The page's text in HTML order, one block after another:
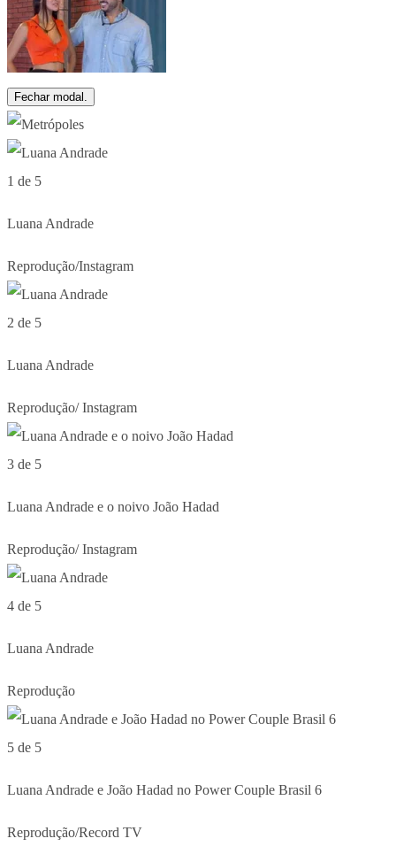
Fechar modal.
1 de 5
Luana Andrade
Reprodução/Instagram
2 de 5
Luana Andrade
Reprodução/ Instagram
3 de 5
Luana Andrade e o noivo João Hadad
Reprodução/ Instagram
4 de 5
Luana Andrade
Reprodução
5 de 5
Luana Andrade e João Hadad no Power Couple Brasil 6
Reprodução/Record TV